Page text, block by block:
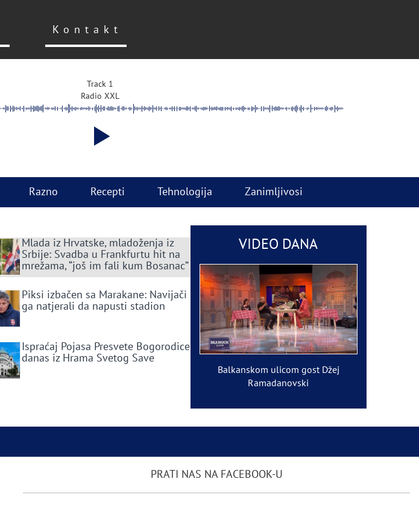
Kontakt
Track 1
Radio XXL
Razno Recepti Tehnologija Zanimljivosi
Mlada iz Hrvatske, mladoženja iz
Srbije: Svadba u Frankfurtu hit na
mrežama, “još im fali kum Bosanac”
Piksi izbačen sa Marakane: Navijači
ga natjerali da napusti stadion
Ispraćaj Pojasa Presvete Bogorodice
danas iz Hrama Svetog Save
VIDEO DANA
Balkanskom ulicom gost Džej
Ramadanovski
PRATI NAS NA FACEBOOK-U